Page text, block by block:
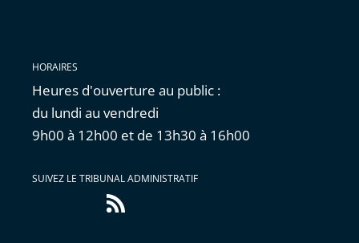
HORAIRES
Heures d'ouverture au public :
du lundi au vendredi
9h00 à 12h00 et de 13h30 à 16h00
SUIVEZ LE TRIBUNAL ADMINISTRATIF
Flux
RSS